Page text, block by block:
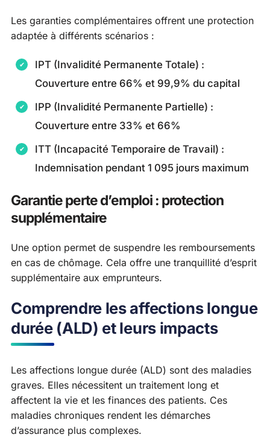
Les garanties complémentaires offrent une protection
adaptée à différents scénarios :
IPT (Invalidité Permanente Totale) :
Couverture entre 66% et 99,9% du capital
IPP (Invalidité Permanente Partielle) :
Couverture entre 33% et 66%
ITT (Incapacité Temporaire de Travail) :
Indemnisation pendant 1 095 jours maximum
Garantie perte d’emploi : protection
supplémentaire
Une option permet de suspendre les remboursements
en cas de chômage. Cela offre une tranquillité d’esprit
supplémentaire aux emprunteurs.
Comprendre les affections longue
durée (ALD) et leurs impacts
Les affections longue durée (ALD) sont des maladies
graves. Elles nécessitent un traitement long et
affectent la vie et les finances des patients. Ces
maladies chroniques rendent les démarches
d’assurance plus complexes.